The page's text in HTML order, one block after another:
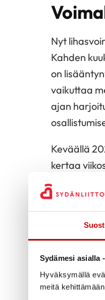
Sydämesi asialla
Hyväksymällä
meitä
Nyt
Kahden
on
vaikuttaa
ajan
Keväällä
kertaa
Ohjelma
Luento
yhteinen.
Valitse